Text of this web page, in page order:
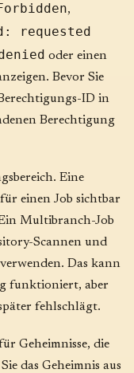
,
requested
oder einen
Bevor Sie
ID in
Berechtigung
Eine
einen Job sichtbar
Multibranch-Job
Scannen und
Das kann
funktioniert, aber
fehlschlägt.
Geheimnisse, die
das Geheimnis aus